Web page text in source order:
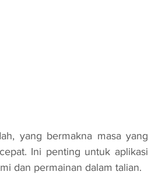
yang bermakna masa yang
Ini penting untuk aplikasi
dan permainan dalam talian.